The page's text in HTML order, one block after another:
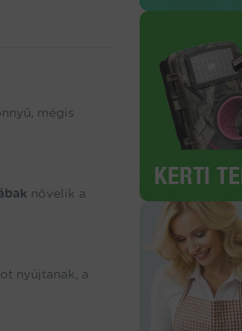
mégis
növelik a
nyújtanak, a
KERTI